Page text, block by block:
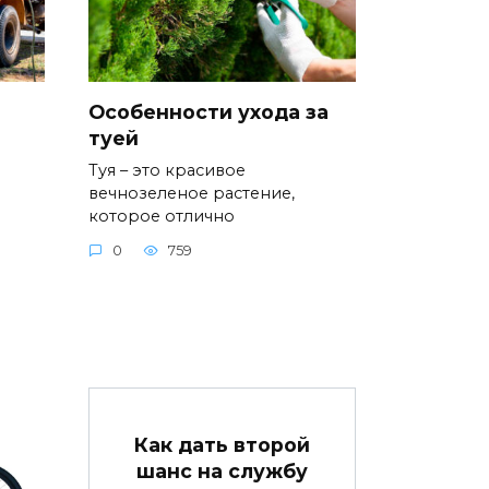
Особенности ухода за
туей
Туя – это красивое
вечнозеленое растение,
которое отлично
0 759
Как дать второй
шанс на службу